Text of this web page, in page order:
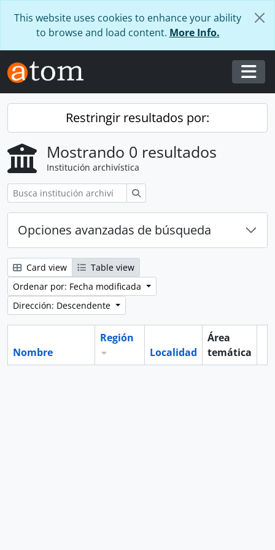
This website uses cookies to enhance your ability
to browse and load content. More Info.
Restringir resultados por:
Mostrando 0 resultados
Institución archivística
Opciones avanzadas de búsqueda
Card view
Table view
Ordenar por: Fecha modificada
Dirección: Descendente
Nombre
Región
Localidad
Área
temática